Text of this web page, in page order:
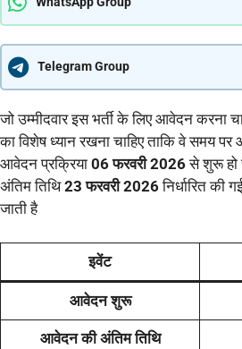
Telegram Group
जो उम्मीदवार इस भर्ती के लिए आवेदन करना
का विशेष ध्यान रखना चाहिए ताकि वे समय
आवेदन प्रक्रिया 06 फरवरी 2026से शुरू हो
अंतिम तिथि23 फरवरी 2026निर्धारित की
जाती है
इवेंट
आवेदन शुरू
आवेदन की अंतिम तिथि